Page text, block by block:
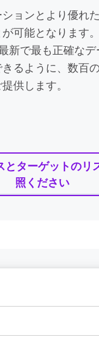
ョンとより優れ
可能となります。
新で最も正確なデ
るように、数百
供します。
とターゲットのリ
照ください